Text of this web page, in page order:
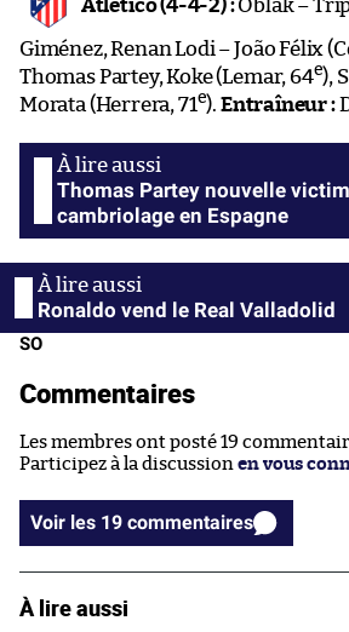
Atlético (4-4-2) :Oblak –
Giménez, Renan Lodi – João Félix
Thomas Partey, Koke (Lemar, 64e),
Morata (Herrera, 71e). Entraîneur :
Thomas Partey nouvelle
cambriolage en Espagne
Ronaldo vend le Real Valladolid
SO
Commentaires
Les membres ont posté 19
Participez à la discussion en vous
Voir les 19 commentaires
À lire aussi